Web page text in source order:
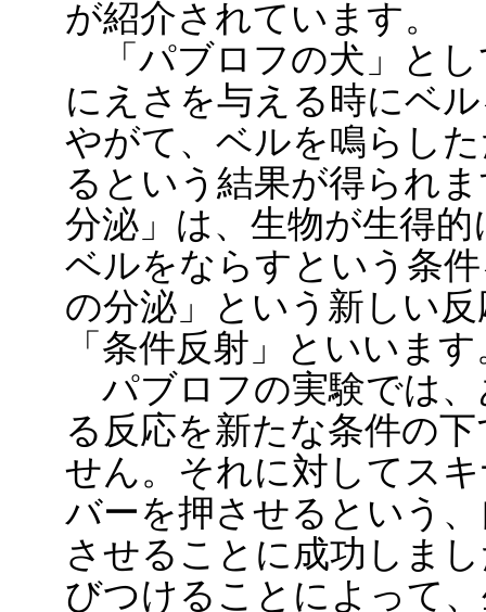
が紹介されています。
「パブロフの犬」とし
にえさを与える時にベ
やがて、ベルを鳴らし
るという結果が得られ
分泌」は、生物が生得
ベルをならすという条
の分泌」という新しい
「条件反射」といいます
パブロフの実験では、
る反応を新たな条件の
せん。それに対してス
バーを押させるという
させることに成功しま
びつけることによって